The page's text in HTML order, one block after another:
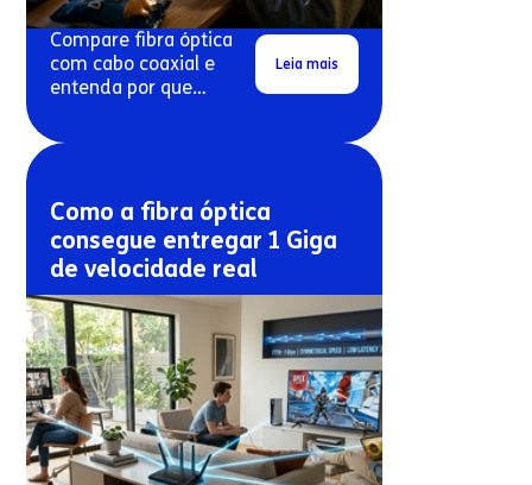
Compare fibra óptica
com cabo coaxial e
entenda por que
costumam travar mais.
Leia mais
Como a fibra óptica
consegue entregar 1 Giga
de velocidade real